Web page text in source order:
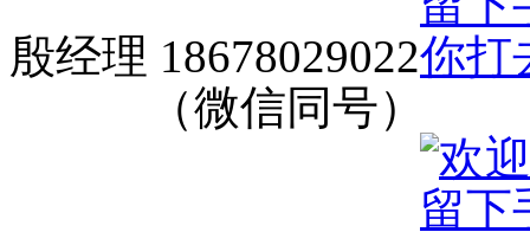
殷经理 18678029022
（微信同号）